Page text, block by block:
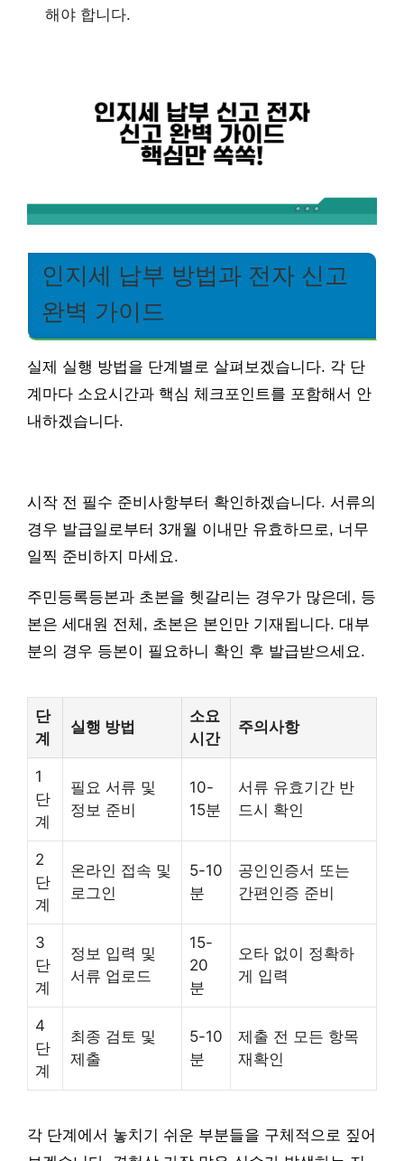
해야 합니다.
인지세 납부 방법과 전자 신고
완벽 가이드
실제 실행 방법을 단계별로 살펴보겠습니다. 각 단
계마다 소요시간과 핵심 체크포인트를 포함해서 안
내하겠습니다.
시작 전 필수 준비사항부터 확인하겠습니다. 서류의
경우 발급일로부터 3개월 이내만 유효하므로, 너무
일찍 준비하지 마세요.
주민등록등본과 초본을 헷갈리는 경우가 많은데, 등
본은 세대원 전체, 초본은 본인만 기재됩니다. 대부
분의 경우 등본이 필요하니 확인 후 발급받으세요.
단
계
실행 방법
소요
시간
주의사항
1
단
계
필요 서류 및
정보 준비
10-
15분
서류 유효기간 반
드시 확인
2
단
계
온라인 접속 및
로그인
5-10
분
공인인증서 또는
간편인증 준비
3
단
계
정보 입력 및
서류 업로드
15-
20
분
오타 없이 정확하
게 입력
4
단
계
최종 검토 및
제출
5-10
분
제출 전 모든 항목
재확인
각 단계에서 놓치기 쉬운 부분들을 구체적으로 짚어